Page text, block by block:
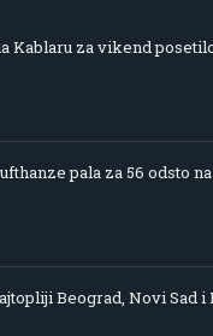
Kablaru za vikend
pala za 56 odsto
Beograd, Novi Sad